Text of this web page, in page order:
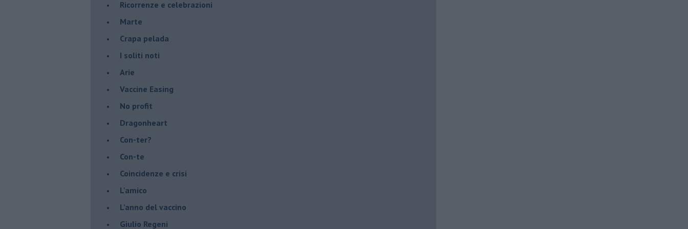
​Ricorrenze e celebrazioni
Marte
​Crapa pelada
​I soliti noti
Arie
​Vaccine Easing
No profit
Dragonheart
Con-ter?
​Con-te
Coincidenze e crisi
L'amico
​L’anno del vaccino
Giulio Regeni